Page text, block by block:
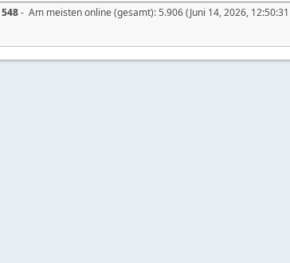
548- Am meisten online (gesamt): 5.906 (Juni 14, 2026, 12:50:31